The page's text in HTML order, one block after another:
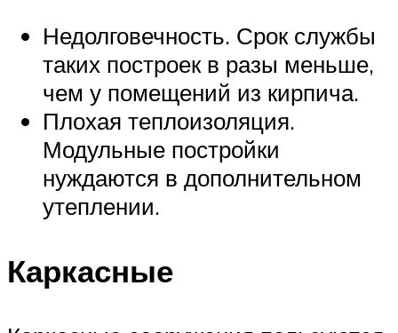
Недолговечность. Срок службы
таких построек в разы меньше,
чем у помещений из кирпича.
Плохая теплоизоляция.
Модульные постройки
нуждаются в дополнительном
утеплении.
Каркасные